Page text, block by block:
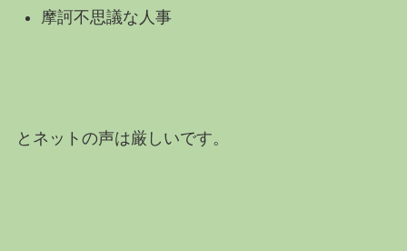
摩訶不思議な人事
とネットの声は厳しいです。